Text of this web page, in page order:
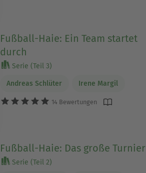
Fußball-Haie: Ein Team startet
durch
Serie (Teil 3)
Andreas Schlüter Irene Margil
14 Bewertungen
Fußball-Haie: Das große Turnier
Serie (Teil 2)